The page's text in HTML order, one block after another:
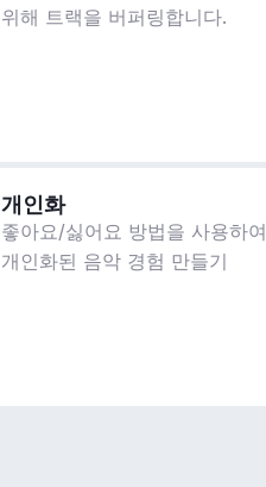
위해 트랙을 버퍼링합니다.
개인화
좋아요/싫어요 방법을 사용하여
개인화된 음악 경험 만들기